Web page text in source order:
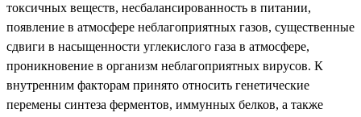
токсичных веществ, несбалансированность в питании,
появление в атмосфере неблагоприятных газов, существенные
сдвиги в насыщенности углекислого газа в атмосфере,
проникновение в организм неблагоприятных вирусов. К
внутренним факторам принято относить генетические
перемены синтеза ферментов, иммунных белков, а также